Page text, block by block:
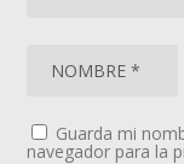
Guarda mi
navegador para la